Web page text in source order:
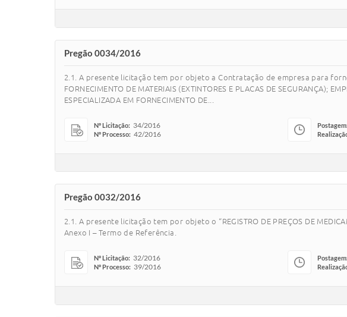
Pregão 0034/2016
2.1. A presente licitação tem por objeto a Contratação de empresa para
FORNECIMENTO DE MATERIAIS (EXTINTORES E PLACAS DE SEGURANÇA);
ESPECIALIZADA EM FORNECIMENTO DE...
Nº Licitação: 34/2016
Nº Processo: 42/2016
Pregão 0032/2016
2.1. A presente licitação tem por objeto o “REGISTRO DE PREÇOS DE
Anexo I – Termo de Referência.
Nº Licitação: 32/2016
Nº Processo: 39/2016